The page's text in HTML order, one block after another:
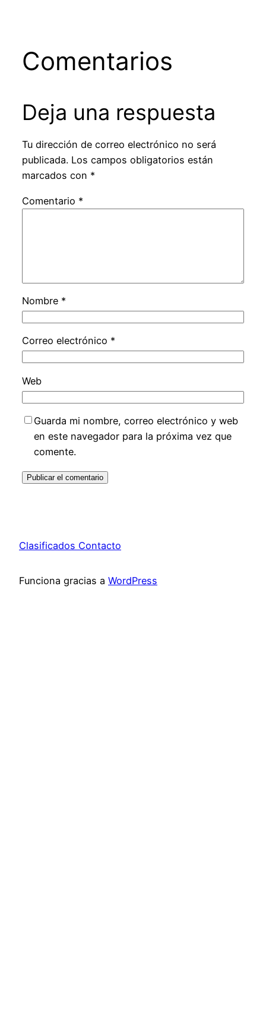
Comentarios
Deja una respuesta
Tu dirección de correo electrónico no será
publicada. Los campos obligatorios están
marcados con *
Comentario *
Nombre *
Correo electrónico *
Web
Guarda mi nombre, correo electrónico y web
en este navegador para la próxima vez que
comente.
Clasificados Contacto
Funciona gracias a WordPress